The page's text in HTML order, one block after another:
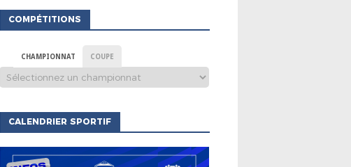
COMPÉTITIONS
CHAMPIONNAT COUPE
CALENDRIER SPORTIF